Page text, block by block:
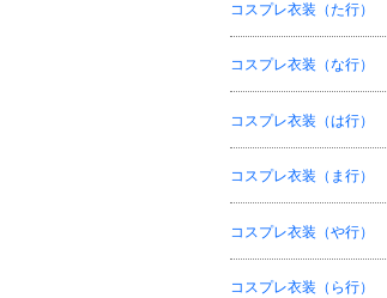
コスプレ衣装（た行）
コスプレ衣装（な行）
コスプレ衣装（は行）
コスプレ衣装（ま行）
コスプレ衣装（や行）
コスプレ衣装（ら行）